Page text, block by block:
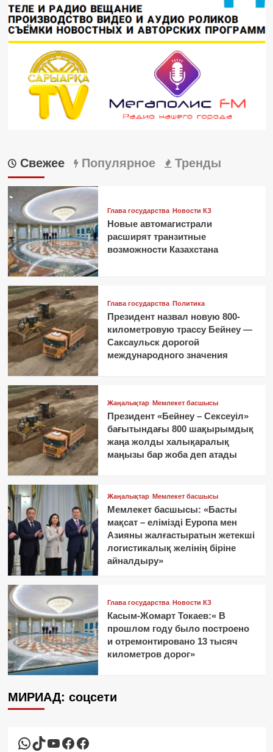
Свежее Популярное Тренды
Глава государства Новости КЗ
Новые автомагистрали
расширят транзитные
возможности Казахстана
Глава государства Политика
Президент назвал новую 800-
километровую трассу Бейнеу —
Саксаульск дорогой
международного значения
Жаңалықтар Мемлекет басшысы
Президент «Бейнеу – Сексеуіл»
бағытындағы 800 шақырымдық
жаңа жолды халықаралық
маңызы бар жоба деп атады
Жаңалықтар Мемлекет басшысы
Мемлекет басшысы: «Басты
мақсат – елімізді Еуропа мен
Азияны жалғастыратын жетекші
логистикалық желінің біріне
айналдыру»
Глава государства Новости КЗ
Касым-Жомарт Токаев:« В
прошлом году было построено
и отремонтировано 13 тысяч
километров дорог»
МИРИАД: соцсети
WhatsApp
TikTok
YouTube
Facebook
Facebook